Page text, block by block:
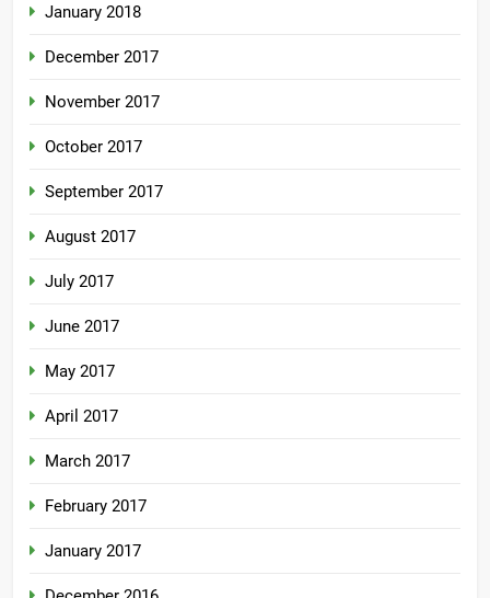
January 2018
December 2017
November 2017
October 2017
September 2017
August 2017
July 2017
June 2017
May 2017
April 2017
March 2017
February 2017
January 2017